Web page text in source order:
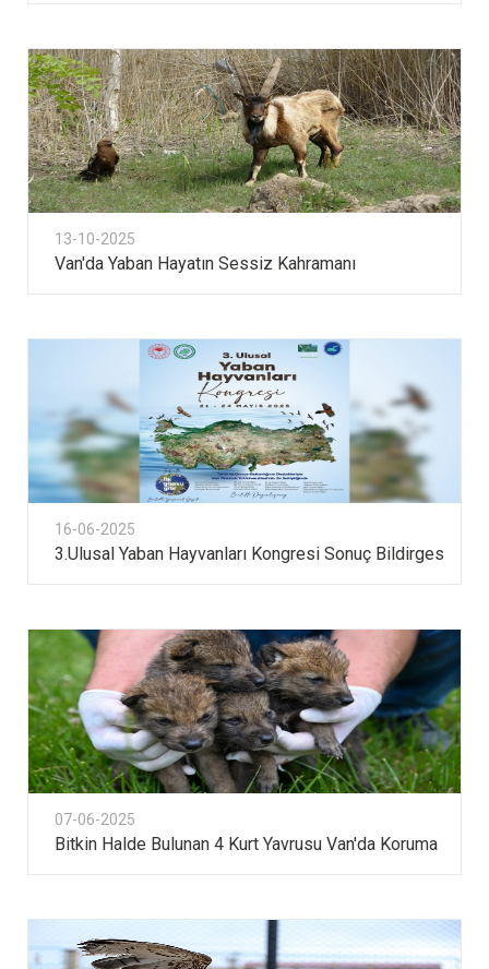
13-10-2025
Van'da Yaban Hayatın Sessiz Kahramanı
16-06-2025
3.Ulusal Yaban Hayvanları Kongresi Sonuç Bildirges
07-06-2025
Bitkin Halde Bulunan 4 Kurt Yavrusu Van'da Koruma